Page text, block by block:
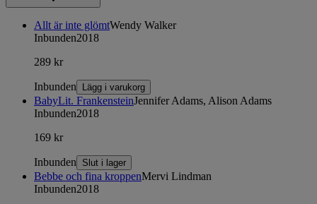
Allt är inte glömtWendy Walker
Inbunden2018
289 kr
Inbunden Lägg i varukorg
BabyLit. FrankensteinJennifer Adams, Alison Adams
Inbunden2018
169 kr
Inbunden Slut i lager
Bebbe och fina kroppenMervi Lindman
Inbunden2018